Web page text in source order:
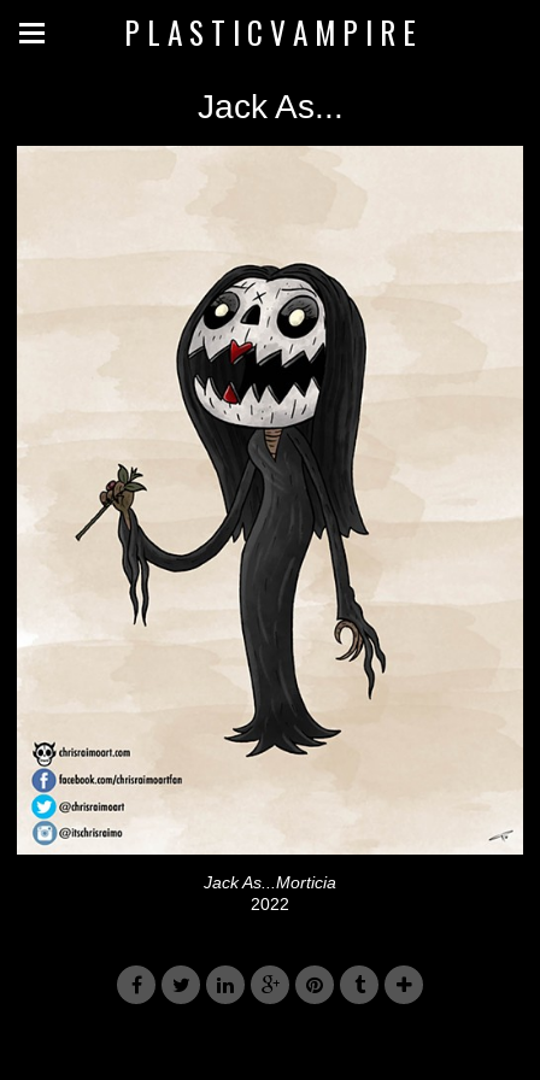
P L A S T I C V A M P I R E
Jack As...
Jack As...Morticia
2022